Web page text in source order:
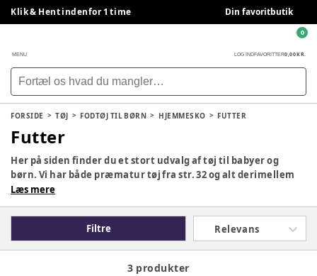
Klik & Hent indenfor 1 time Din favoritbutik
MENU LOG INDFAVORITTER0,00 KR.
0
FORSIDE TØJ FODTØJ TIL BØRN HJEMMESKO FUTTER
Futter
Her på siden finder du et stort udvalg af tøj til babyer og
børn. Vi har både præmatur tøj fra str. 32 og alt derimellem
helt op til str. 140. Uanset om I er på udkig efter kjoler, bluser,
noget helt andet, så kan I uden tvivl finde tøj der passer til
lige netop jeres stil og behov. Hos BabySam har vi bl.a.
mærker som Lil' Atelier, Joha, Wheat, hummel og mange
Læs mere
Filtre Relevans
3 produkter